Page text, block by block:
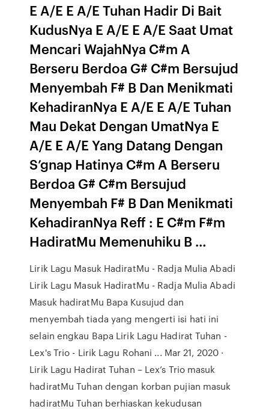
E A/E E A/E Tuhan Hadir Di Bait
KudusNya E A/E E A/E Saat Umat
Mencari WajahNya C#m A
Berseru Berdoa G# C#m Bersujud
Menyembah F# B Dan Menikmati
KehadiranNya E A/E E A/E Tuhan
Mau Dekat Dengan UmatNya E
A/E E A/E Yang Datang Dengan
S’gnap Hatinya C#m A Berseru
Berdoa G# C#m Bersujud
Menyembah F# B Dan Menikmati
KehadiranNya Reff : E C#m F#m
HadiratMu Memenuhiku B …
Lirik Lagu Masuk HadiratMu - Radja Mulia Abadi
Lirik Lagu Masuk HadiratMu - Radja Mulia Abadi
Masuk hadiratMu Bapa Kusujud dan
menyembah tiada yang mengerti isi hati ini
selain engkau Bapa Lirik Lagu Hadirat Tuhan -
Lex's Trio - Lirik Lagu Rohani ... Mar 21, 2020 ·
Lirik Lagu Hadirat Tuhan – Lex’s Trio masuk
hadiratMu Tuhan dengan korban pujian masuk
hadiratMu Tuhan berhiaskan kekudusan